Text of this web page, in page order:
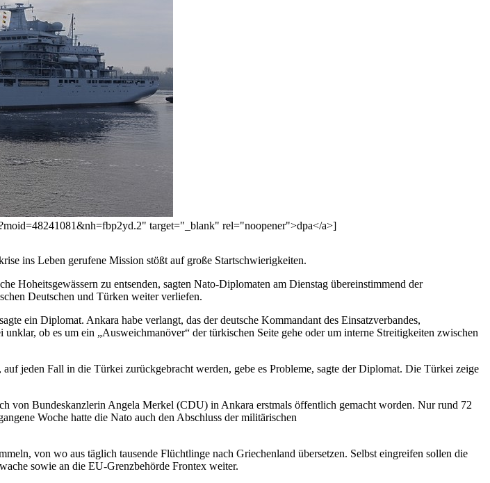
target="_blank" rel="noopener">dpa</a>]
ins Leben gerufene Mission stößt auf große Startschwierigkeiten.
Hoheitsgewässern zu entsenden, sagten Nato-Diplomaten am Dienstag übereinstimmend der
Deutschen und Türken weiter verliefen.
ein Diplomat. Ankara habe verlangt, das der deutsche Kommandant des Einsatzverbandes,
ob es um ein „Ausweichmanöver“ der türkischen Seite gehe oder um interne Streitigkeiten zwischen
jeden Fall in die Türkei zurückgebracht werden, gebe es Probleme, sagte der Diplomat. Die Türkei zeige
von Bundeskanzlerin Angela Merkel (CDU) in Ankara erstmals öffentlich gemacht worden. Nur rund 72
Woche hatte die Nato auch den Abschluss der militärischen
von wo aus täglich tausende Flüchtlinge nach Griechenland übersetzen. Selbst eingreifen sollen die
sowie an die EU-Grenzbehörde Frontex weiter.